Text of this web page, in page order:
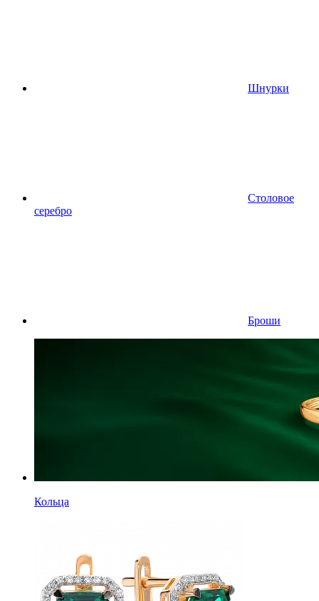
Шнурки
Столовое
серебро
Броши
Кольца